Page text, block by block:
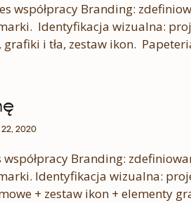
współpracy Branding:
Identyfikacja wizualna:
i tła, zestaw ikon.
2020
współpracy Branding:
Identyfikacja wizualna:
+ zestaw ikon + elementy